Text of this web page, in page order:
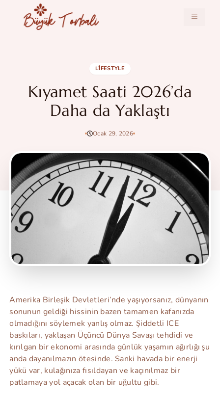
MENÜ
LIFESTYLE
Kıyamet Saati 2026’da
Daha da Yaklaştı
Ocak 29, 2026
Amerika Birleşik Devletleri’nde yaşıyorsanız, dünyanın
sonunun geldiği hissinin bazen tamamen kafanızda
olmadığını söylemek yanlış olmaz. Şiddetli ICE
baskıları, yaklaşan Üçüncü Dünya Savaşı tehdidi ve
kırılgan bir ekonomi arasında günlük yaşamın ağırlığı şu
anda dayanılmazın ötesinde. Sanki havada bir enerji
yükü var, kulağınıza fısıldayan ve kaçınılmaz bir
patlamaya yol açacak olan bir uğultu gibi.